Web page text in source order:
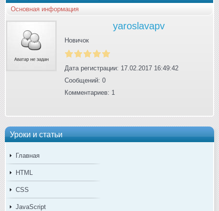
Уроки и статьи
Главная
HTML
CSS
JavaScript
Основная информация
yaroslavapv
Новичок
Дата регистрации: 17.02.2017 16:49:42
Сообщений: 0
Комментариев: 1